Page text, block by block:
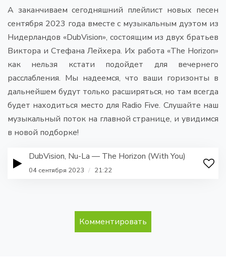
А заканчиваем сегодняшний плейлист новых песен
сентября 2023 года вместе с музыкальным дуэтом из
Нидерландов «DubVision», состоящим из двух братьев
Виктора и Стефана Лейхера. Их работа «The Horizon»
как нельзя кстати подойдет для вечернего
расслабления. Мы надеемся, что ваши горизонты в
дальнейшем будут только расширяться, но там всегда
будет находиться место для Radio Five. Слушайте наш
музыкальный поток на главной странице, и увидимся
в новой подборке!
DubVision, Nu-La — The Horizon (With You)
04 сентября 2023 / 21:22
Комментировать